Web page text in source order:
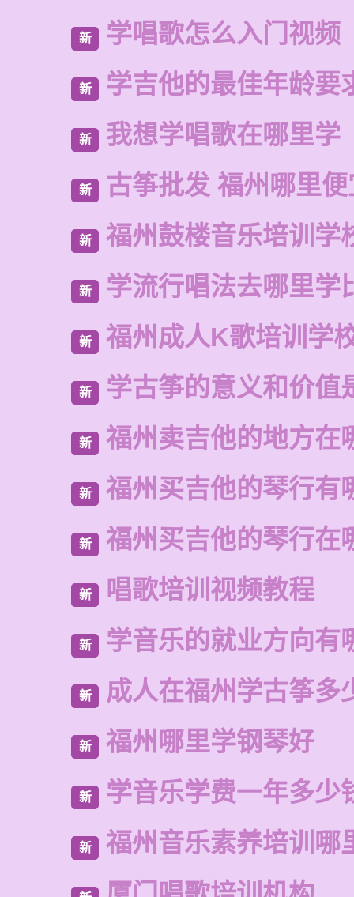
新 学唱歌怎么入门视频
新 学吉他的最佳年龄要
新 我想学唱歌在哪里学
新 古筝批发 福州哪里
新 福州鼓楼音乐培训学
新 学流行唱法去哪里学
新 福州成人K歌培训学
新 学古筝的意义和价值
新 福州卖吉他的地方在
新 福州买吉他的琴行有
新 福州买吉他的琴行在
新 唱歌培训视频教程
新 学音乐的就业方向有
新 成人在福州学古筝多
新 福州哪里学钢琴好
新 学音乐学费一年多少
新 福州音乐素养培训哪